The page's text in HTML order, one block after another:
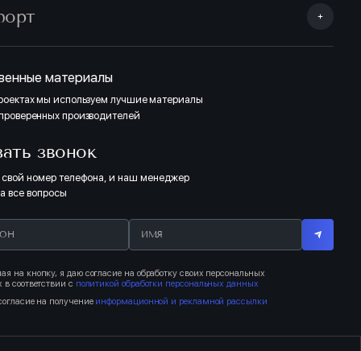
материалы
мы используем лучшие материалы
производителей
звонок
свой номер телефона, и наш менеджер
все вопросы
на кнопку, я даю согласие на обработку своих персональных
соответствии с политикой обработки персональных данных
на получение информационной и рекламной рассылки